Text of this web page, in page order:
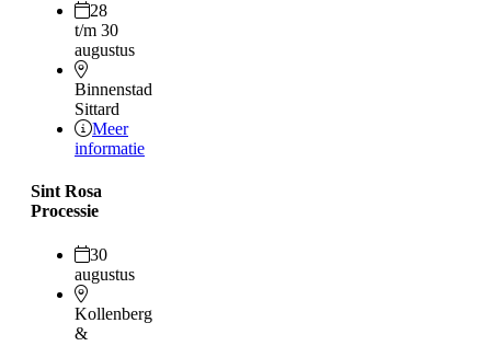
28
t/m 30
augustus
Binnenstad
Sittard
Meer
informatie
Sint Rosa
Processie
30
augustus
Kollenberg
&